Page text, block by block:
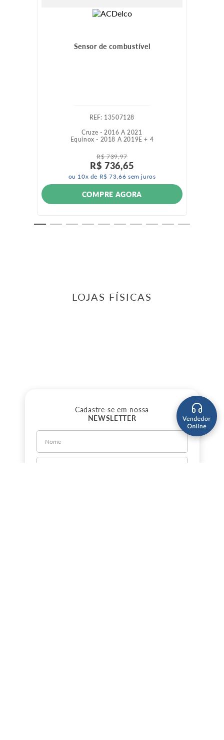
Sensor de combustível
: 13507128
Cruze - 2016 A 2021
Equinox - 2018 A 2019E + 4
R$ 739,97
R$ 736,65
ou 10x de R$ 73,66 sem juros
COMPRE AGORA
LOJAS FÍSICAS
Cadastre-se em nossa
NEWSLETTER